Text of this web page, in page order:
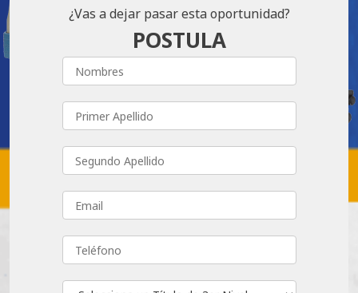
¿Vas a dejar pasar esta oportunidad?
POSTULA